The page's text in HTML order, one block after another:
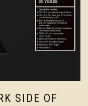
SIDE OF